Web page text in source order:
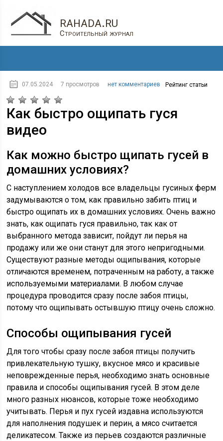
rahada.ru
Строительный журнал
07.05.2024 7 просмотров нет комментариев Рейтинг статьи
Как быстро ощипать гуся
видео
Как можно быстро щипать гусей в
домашних условиях?
С наступлением холодов все владельцы гусиных ферм
задумываются о том, как правильно забить птиц и
быстро ощипать их в домашних условиях. Очень важно
знать, как ощипать гуся правильно, так как от
выбранного метода зависит, пойдут ли перья на
продажу или же они станут для этого непригодными.
Существуют разные методы ощипывания, которые
отличаются временем, потраченным на работу, а также
используемыми материалами. В любом случае
процедура проводится сразу после забоя птицы,
потому что ощипывать остывшую птицу очень сложно.
Способы ощипывания гусей
Для того чтобы сразу после забоя птицы получить
привлекательную тушку, вкусное мясо и красивые
неповрежденные перья, необходимо знать основные
правила и способы ощипывания гусей. В этом деле
много разных нюансов, которые тоже необходимо
учитывать. Перья и пух гусей издавна используются
для наполнения подушек и перин, а мясо считается
деликатесом. Также из перьев создаются различные